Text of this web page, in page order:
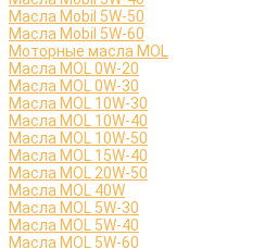
Масла Mobil 5W-50
Масла Mobil 5W-60
Моторные масла MOL
Масла MOL 0W-20
Масла MOL 0W-30
Масла MOL 10W-30
Масла MOL 10W-40
Масла MOL 10W-50
Масла MOL 15W-40
Масла MOL 20W-50
Масла MOL 40W
Масла MOL 5W-30
Масла MOL 5W-40
Масла MOL 5W-60